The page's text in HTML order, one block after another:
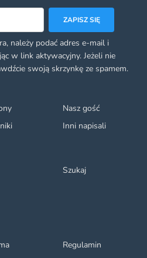
Nasz gość
Inni napisali
Szukaj
Regulamin
ZAPISZ SIĘ
należy podać adres e-mail i
w link aktywacyjny. Jeżeli nie
swoją skrzynkę ze spamem.